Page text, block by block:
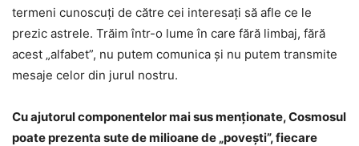
termeni cunoscuți de către cei interesați să afle ce le
prezic astrele. Trăim într-o lume în care fără limbaj, fără
acest „alfabet”, nu putem comunica și nu putem transmite
mesaje celor din jurul nostru.
Cu ajutorul componentelor mai sus menționate, Cosmosul
poate prezenta sute de milioane de „povești”, fiecare